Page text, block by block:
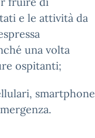
e le attività da
una volta
ospitanti;
smartphone